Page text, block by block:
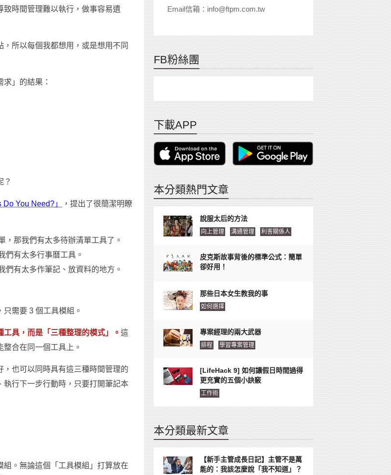
時間管理難以執行，做事容易遺
所以每個我都想用，或是想用不同
」的結果：
？
You Need?」
，提出了很簡潔明瞭
，那我們有太多待辦清單工具了。
們有太多行事曆工具。
們有太多作筆記、放資料的地方。
需要 3 個工具模組。
具，而是「三種整理的模式」。 這
合在同一個工具上。
也可以同時具有這三種時間管理的
行下一步行動時，只要打開筆記本
。無論這個「工具模組」打算放在
Email信箱：info@ftpm.com.tw
FB粉絲團
下載APP
本分類熱門文章
說服太后的方法
向上管理 溝通管理 利害關係人
皮克斯故事背後的標準公式：簡單
卻好用！
那些日本女生教我的事
如何選擇
專案經理的兩大武器
排程 學習專案管理
[LifeHack 9] 如何讓假日時間過得
更充實的五個小訣竅
工作術
本分類最新文章
【新手主管成長日記】主管不是萬
能的：我該怎麼說「我不知道」？